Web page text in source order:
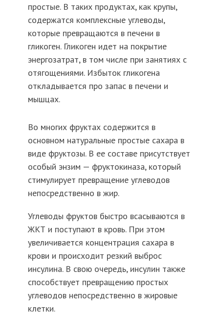
простые. В таких продуктах, как крупы,
содержатся комплексные углеводы,
которые превращаются в печени в
гликоген. Гликоген идет на покрытие
энергозатрат, в том числе при занятиях с
отягощениями. Избыток гликогена
откладывается про запас в печени и
мышцах.
Во многих фруктах содержится в
основном натуральные простые сахара в
виде фруктозы. В ее составе присутствует
особый энзим — фруктокиназа, который
стимулирует превращение углеводов
непосредственно в жир.
Углеводы фруктов быстро всасываются в
ЖКТ и поступают в кровь. При этом
увеличивается концентрация сахара в
крови и происходит резкий выброс
инсулина. В свою очередь, инсулин также
способствует превращению простых
углеводов непосредственно в жировые
клетки.